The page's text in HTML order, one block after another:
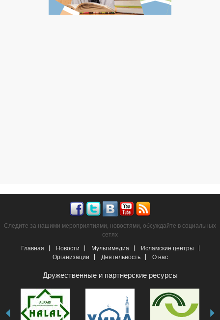
Следите за нашими мероприятиями, новостями, обсуждайте в социальных
сетях
Главная
Новости Мультимедиа
Исламские центры
Организации
Деятельность О нас
Дружественные и партнерские ресурсы